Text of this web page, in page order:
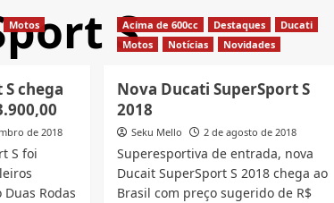
S
Motos
chega
de 2018
S foi
Rodas
Acima de 600cc Destaques
Ducati
Motos
Notícias Novidades
Nova Ducati SuperSport S
2018
Seku Mello 2 de agosto de 2018
Superesportiva de entrada, nova
Ducait SuperSport S 2018 chega ao
Brasil com preço sugerido de R$